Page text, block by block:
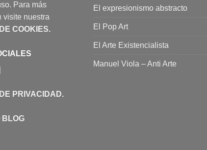
Para más
visite nuestra
COOKIES.
PRIVACIDAD.
BLOG
El expresionismo abstracto
El Pop Art
El Arte Existencialista
Manuel Viola – Anti Arte